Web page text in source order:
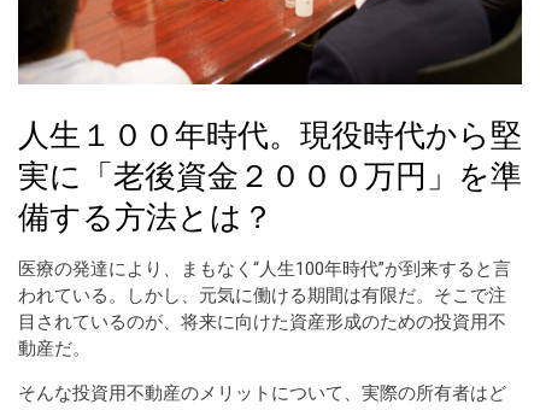
人生１００年時代。現役時代から堅
実に「老後資金２０００万円」を準
備する方法とは？
医療の発達により、まもなく“人生100年時代”が到来すると言
われている。しかし、元気に働ける期間は有限だ。そこで注
目されているのが、将来に向けた資産形成のための投資用不
動産だ。
そんな投資用不動産のメリットについて、実際の所有者はど